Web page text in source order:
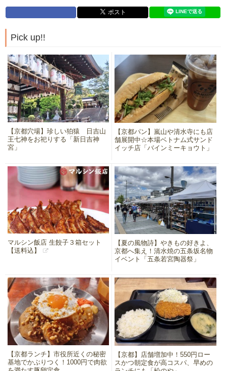
Pick up!!
【京都穴場】珍しい狛猿 日吉山
王七神をお祀りする「新日吉神
宮」
【京都パン】嵐山や清水寺にも店
舗展開中☆本場ベトナム式サンド
イッチ店「バインミーキョウト」
マルシン飯店 生餃子３箱セット
【送料込】
【夏の風物詩】やきもの好きよ、
京都へ集え！清水焼の五条坂名物
イベント「五条若宮陶器祭」
【京都ランチ】市役所近くの秘密
基地でかぶりつく！1000円で肉欲
【京都】店舗増加中！550円ロー
スかつ朝定食が高コスパ、早めの